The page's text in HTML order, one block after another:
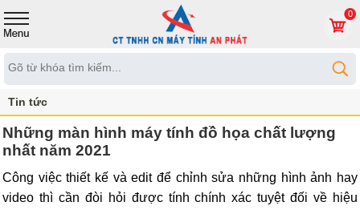
0
Tin tức
Những màn hình máy tính đồ họa chất lượng
nhất năm 2021
Công việc thiết kế và edit để chỉnh sửa những hình ảnh hay
video thì cần đòi hỏi được tính chính xác tuyệt đối về hiệu